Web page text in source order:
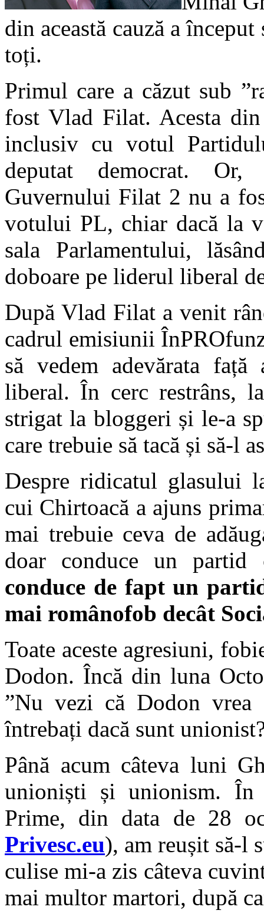
din această cauză a
toți.
Primul care a căzut sub
fost Vlad Filat. Acesta
inclusiv cu votul
deputat democrat. Or,
Guvernului Filat 2 nu a
votului PL, chiar dacă la
sala Parlamentului,
doboare pe liderul liberal
După Vlad Filat a venit
cadrul emisiunii
să vedem adevărata
liberal. În cerc restrâns,
strigat la bloggeri și le-a
care trebuie să tacă și să-l
Despre ridicatul glasului
cui Chirtoacă a ajuns
mai trebuie ceva de
doar conduce un
conduce de fapt un
mai românofob decât
Toate aceste agresiuni,
Dodon. Încă din luna
”Nu vezi că Dodon
întrebați dacă sunt
Până acum câteva luni
unioniști și unionism.
Prime, din data de 28
Privesc.eu), am reușit să-l
culise mi-a zis câteva
mai multor martori, după